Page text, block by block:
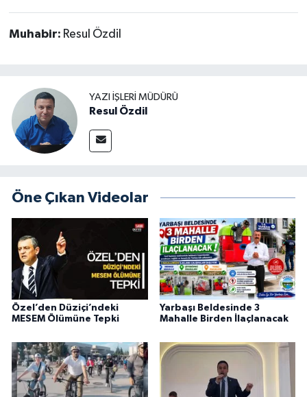
Muhabir: Resul Özdil
YAZI İŞLERI MÜDÜRÜ
Resul Özdil
Öne Çıkan Videolar
Özel’den Düziçi’ndeki
MESEM Ölümüne Tepki
Yarbaşı Beldesinde 3
Mahalle Birden İlaçlanacak